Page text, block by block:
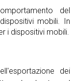
del
mobili. In
i dispositivi mobili.
dei